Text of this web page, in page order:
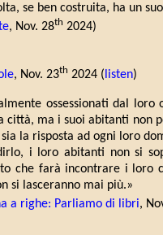
se ben costruita, ha un
, Nov. 28th 2024)
, Nov. 23th 2024 (listen)
ossessionati dal loro
ma i suoi abitanti non
la risposta ad ogni loro
i loro abitanti non si
che farà incontrare i loro
si lasceranno mai più.»
a righe: Parliamo di libri,